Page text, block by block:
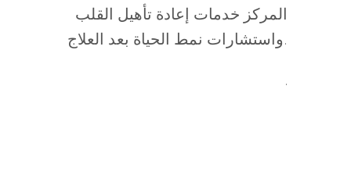
المركز خدمات إعادة تأهيل القلب
واستشارات نمط الحياة بعد العلاج.
.